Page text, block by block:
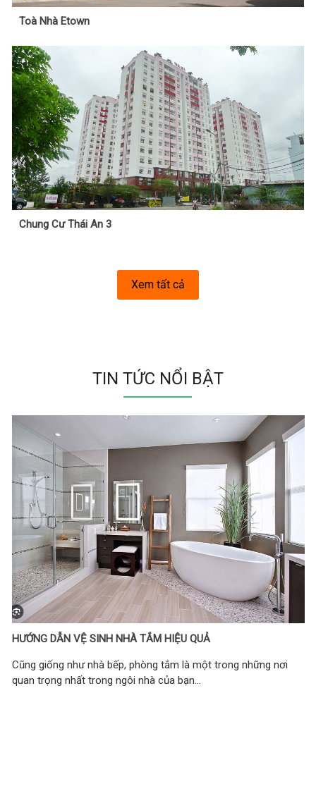
Toà Nhà Etown
Chung Cư Thái An 3
Xem tất cả
TIN TỨC NỔI BẬT
HƯỚNG DẪN VỆ SINH NHÀ TẮM HIỆU QUẢ
Cũng giống như nhà bếp, phòng tắm là một trong những nơi
quan trọng nhất trong ngôi nhà của bạn...